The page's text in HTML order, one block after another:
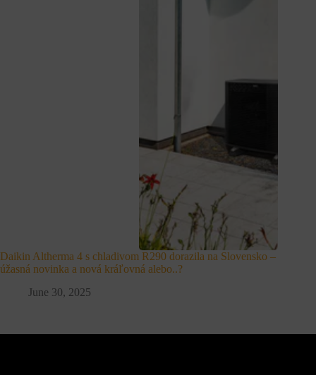
Daikin Altherma 4 s chladivom R290 dorazila na Slovensko –
úžasná novinka a nová kráľovná alebo..?
June 30, 2025